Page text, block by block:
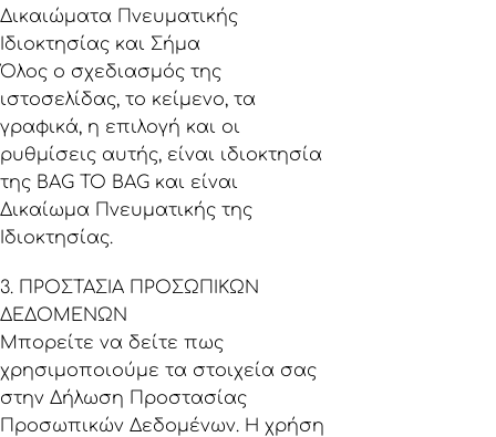
Δικαιώματα Πνευματικής
Ιδιοκτησίας και Σήμα
Όλος ο σχεδιασμός της
ιστοσελίδας, το κείμενο, τα
γραφικά, η επιλογή και οι
ρυθμίσεις αυτής, είναι ιδιοκτησία
της BAG TO BAG και είναι
Δικαίωμα Πνευματικής της
Ιδιοκτησίας.
3. ΠΡΟΣΤΑΣΙΑ ΠΡΟΣΩΠΙΚΩΝ
ΔΕΔΟΜΕΝΩΝ
Μπορείτε να δείτε πως
χρησιμοποιούμε τα στοιχεία σας
στην Δήλωση Προστασίας
Προσωπικών Δεδομένων. Η χρήση